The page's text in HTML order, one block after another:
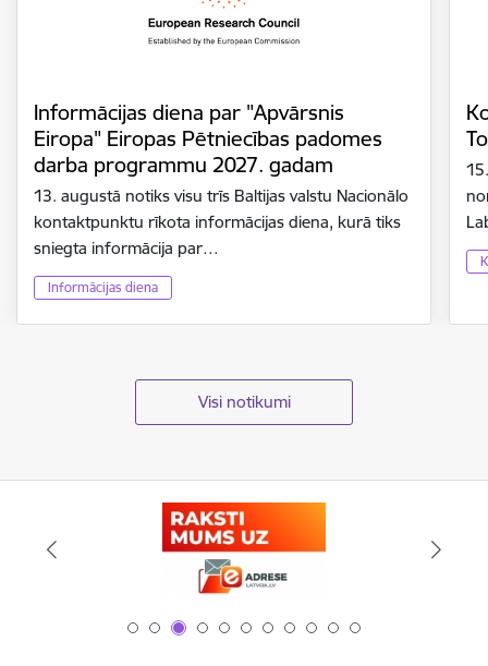
Informācijas diena par "Apvārsnis
Eiropa" Eiropas Pētniecības padomes
darba programmu 2027. gadam
13. augustā notiks visu trīs Baltijas valstu Nacionālo
kontaktpunktu rīkota informācijas diena, kurā tiks
sniegta informācija par…
Informācijas diena
Visi notikumi